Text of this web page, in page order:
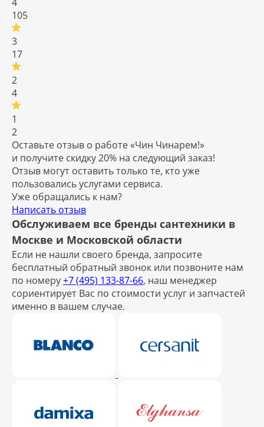
4
105
3
17
2
4
1
2
Оставьте отзыв о работе «Чин Чинарем!»
и получите скидку 20% на следующий заказ!
Отзыв могут оставить только те, кто уже
пользовались услугами сервиса.
Уже обращались к нам?
Написать отзыв
Обслуживаем все бренды сантехники в
Москве и Московской области
Если не нашли своего бренда, запросите
бесплатный обратный звонок или позвоните нам
по номеру+7 (495) 133-87-66, наш менеджер
сориентирует Вас по стоимости услуг и запчастей
именно в вашем случае.